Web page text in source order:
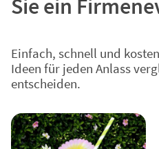
Sie ein
Einfach, schnell und
Ideen für jeden Anlass
entscheiden.